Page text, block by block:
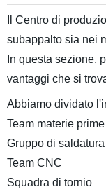
Il Centro di
subappalto sia nei
In questa sezione,
vantaggi che si
Abbiamo dividato
Team materie prime
Gruppo di saldatura
Team CNC
Squadra di tornio